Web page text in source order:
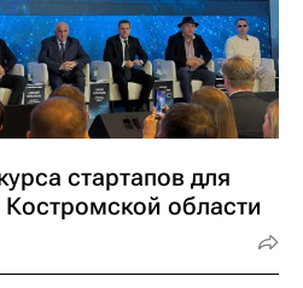
стартапов для
области